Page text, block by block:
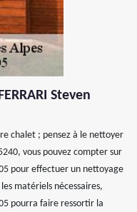
Steven
chalet ; pensez à le nettoyer
vous pouvez compter sur
pour effectuer un nettoyage
matériels nécessaires,
pourra faire ressortir la